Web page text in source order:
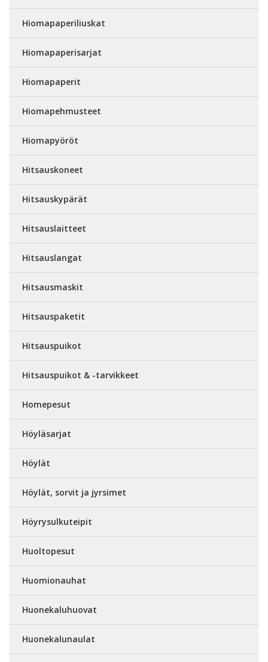
Hiomapaperiliuskat
Hiomapaperisarjat
Hiomapaperit
Hiomapehmusteet
Hiomapyöröt
Hitsauskoneet
Hitsauskypärät
Hitsauslaitteet
Hitsauslangat
Hitsausmaskit
Hitsauspaketit
Hitsauspuikot
Hitsauspuikot & -tarvikkeet
Homepesut
Höyläsarjat
Höylät
Höylät, sorvit ja jyrsimet
Höyrysulkuteipit
Huoltopesut
Huomionauhat
Huonekaluhuovat
Huonekalunaulat